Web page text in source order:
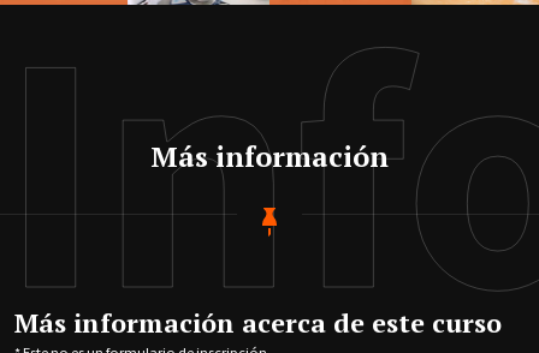
Más información
Más información acerca de este curso